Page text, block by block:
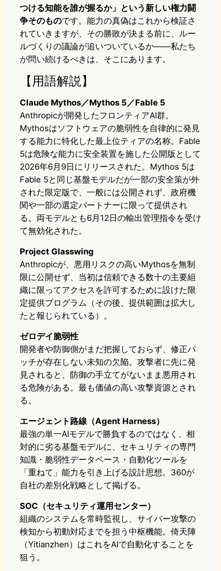
つける知能を誰が握るか」という新しい権力闘
争そのものです。能力の真偽はこれから検証さ
れていきますが、その勝敗が決まる前に、ルー
ルづくりの議論が追いついているか——私たち
が問い続けるべきは、そこにあります。
【用語解説】
Claude Mythos／Mythos 5／Fable 5
Anthropicが開発したフロンティアAI群。
Mythosはソフトウェアの脆弱性を自律的に発見
する能力に特化した最上位ティアの名称。Fable
5は危険な能力に安全装置を施した公開版として
2026年6月9日にリリースされた。Mythos 5は
Fable 5と同じ基盤モデルだが一部の安全策が外
された限定版で、一般には公開されず、政府機
関や一部の選定パートナーに限って提供され
る。両モデルとも6月12日の輸出管理指令を受け
て無効化された。
Project Glasswing
Anthropicが、悪用リスクの高いMythosを無制
限に公開せず、当初は信頼できる数十の主要組
織に限ってアクセスを許可するために設けた限
定提供プログラム（その後、提供範囲は拡大し
たと報じられている）。
ゼロデイ脆弱性
開発者や防御側がまだ把握しておらず、修正パ
ッチが存在しない未知の欠陥。攻撃者に先に発
見されると、防御の手立てがないまま悪用され
る危険がある。最も価値の高い攻撃資源とされ
る。
エージェント路線（Agent Harness）
最強の単一AIモデルで勝負するのではなく、相
対的に劣る基盤モデルに、セキュリティの専門
知識・脆弱性データベース・自動化ツールを
「重ねて」能力を引き上げる設計思想。360が
自社の差別化戦略として掲げる。
SOC（セキュリティ運用センター）
組織のシステムを常時監視し、サイバー攻撃の
検知から初動対応までを担う中枢機能。倚天陣
（Yitianzhen）はこれをAIで自動化することを
狙う。